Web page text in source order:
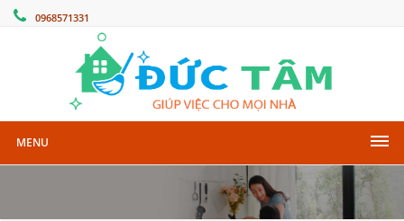
0968571331
MENU